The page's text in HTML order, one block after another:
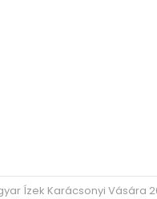
Ízek Karácsonyi Vására